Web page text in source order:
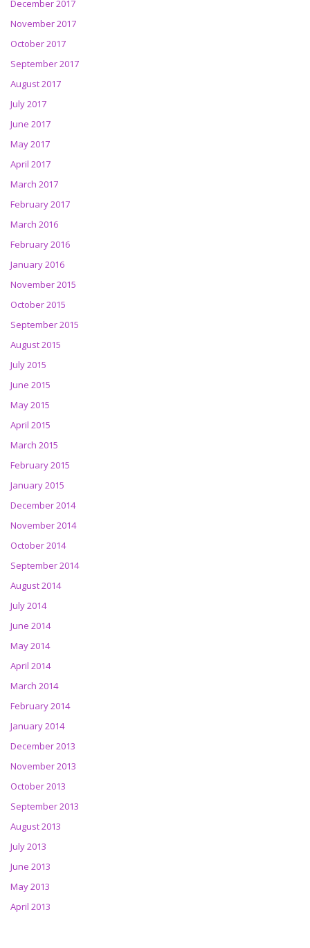
December 2017
November 2017
October 2017
September 2017
August 2017
July 2017
June 2017
May 2017
April 2017
March 2017
February 2017
March 2016
February 2016
January 2016
November 2015
October 2015
September 2015
August 2015
July 2015
June 2015
May 2015
April 2015
March 2015
February 2015
January 2015
December 2014
November 2014
October 2014
September 2014
August 2014
July 2014
June 2014
May 2014
April 2014
March 2014
February 2014
January 2014
December 2013
November 2013
October 2013
September 2013
August 2013
July 2013
June 2013
May 2013
April 2013